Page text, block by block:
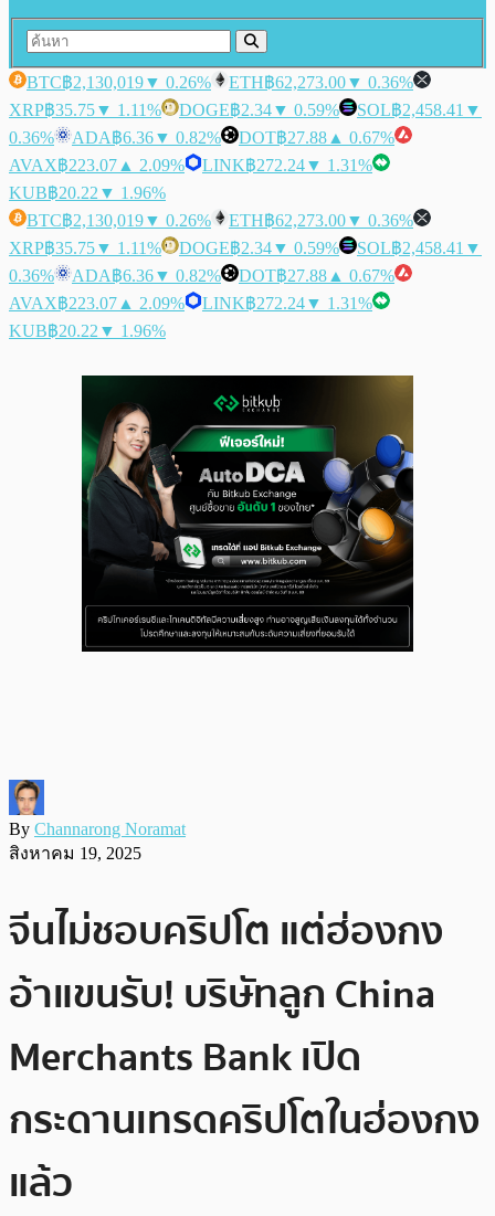
BTC฿2,130,019▼ 0.26% ETH฿62,273.00▼ 0.36%
XRP฿35.75▼ 1.11% DOGE฿2.34▼ 0.59% SOL฿2,458.41 ▼
0.36%
ADA฿6.36▼ 0.82% DOT฿27.88 ▲ 0.67%
AVAX฿223.07 ▲ 2.09% LINK฿272.24▼ 1.31%
KUB฿20.22 ▼ 1.96%
BTC฿2,130,019▼ 0.26% ETH฿62,273.00▼ 0.36%
XRP฿35.75▼ 1.11% DOGE฿2.34▼ 0.59% SOL฿2,458.41 ▼
0.36%
ADA฿6.36▼ 0.82% DOT฿27.88 ▲ 0.67%
AVAX฿223.07 ▲ 2.09% LINK฿272.24▼ 1.31%
KUB฿20.22 ▼ 1.96%
By Channarong Noramat
สิงหาคม 19, 2025
จีนไม่ชอบคริปโต แต่ฮ่องกง
อ้าแขนรับ! บริษัทลูก China
Merchants Bank เปิด
กระดานเทรดคริปโตในฮ่องกง
แล้ว